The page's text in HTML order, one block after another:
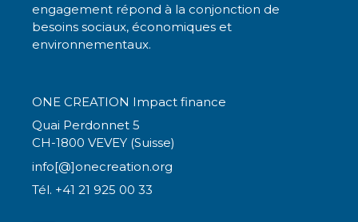
engagement répond à la conjonction de
besoins sociaux, économiques et
environnementaux.
ONE CREATION Impact finance
Quai Perdonnet 5
CH-1800 VEVEY (Suisse)
info[@]onecreation.org
Tél. +41 21 925 00 33